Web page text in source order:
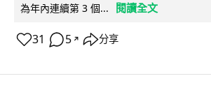
為年內連續第 3 個...
閱讀全文
31 5 ↗ 分享